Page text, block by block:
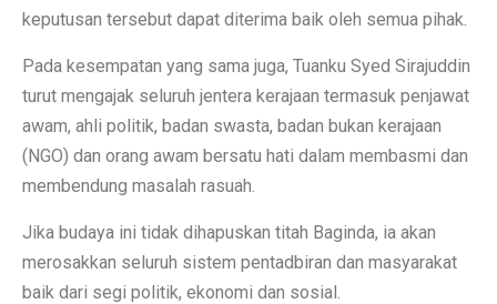
keputusan tersebut dapat diterima baik oleh semua pihak.
Pada kesempatan yang sama juga, Tuanku Syed Sirajuddin
turut mengajak seluruh jentera kerajaan termasuk penjawat
awam, ahli politik, badan swasta, badan bukan kerajaan
(NGO) dan orang awam bersatu hati dalam membasmi dan
membendung masalah rasuah.
Jika budaya ini tidak dihapuskan titah Baginda, ia akan
merosakkan seluruh sistem pentadbiran dan masyarakat
baik dari segi politik, ekonomi dan sosial.